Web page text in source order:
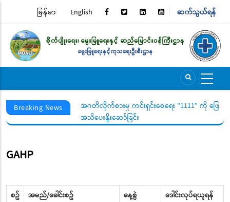
content
TOP
MENU
ဆက်သွယ်ရန်
မြန်မာ English
Breaking News
ရေးအသိပေးနှိုးဆော်
အဂတိလိုက်စားမှု ကင်းရှင်းစေရေး "1111" ကို ဖြေကြ
အသိပေးနှိုးဆော်ခြင်း
GAHP
စဥ် အမည်/ခေါင်းစဥ် နေ့စွဲ
ဒေါင်းလုပ်ရယူရန်